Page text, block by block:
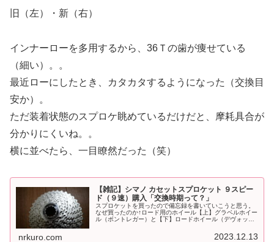
旧（左）・新（右）
インナーローを多用するから、36Ｔの歯が痩せている
（細い）。。
最近ローにしたとき、カタカタするようになった（交換目
安か）。
ただ装着状態のスプロケ眺めているだけだと、摩耗具合が
分かりにくいね。。
横に並べたら、一目瞭然だった（笑）
【雑記】シマノ カセットスプロケット ９スピー
ド（９速）購入「交換時期って？」
スプロケットを買ったので備忘録を書いていこうと思う。
なぜ買ったのか↑ロード用のホイール【上】グラベルホイー
ル（ボントレガー）と【下】ロードホイール（デヴォック
nrkuro.com 2023.12.13